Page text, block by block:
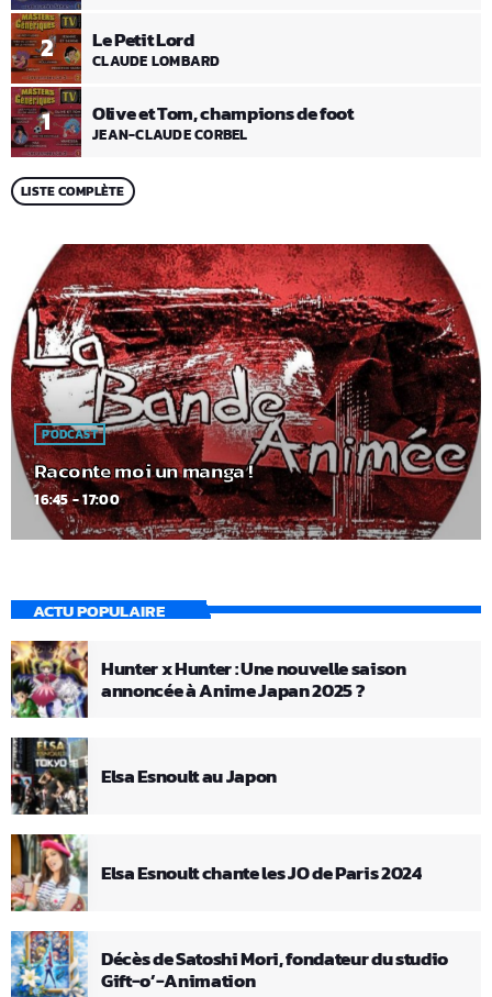
1 Olive et Tom, champions de foot
JEAN-CLAUDE CORBEL
2 Le Petit Lord
CLAUDE LOMBARD
LISTE COMPLÈTE
PODCAST
Raconte moi un manga !
16:45 - 17:00
ACTU POPULAIRE
Hunter x Hunter : Une nouvelle saison
annoncée à Anime Japan 2025 ?
Elsa Esnoult au Japon
Elsa Esnoult chante les JO de Paris 2024
Décès de Satoshi Mori, fondateur du studio
Gift-o’-Animation